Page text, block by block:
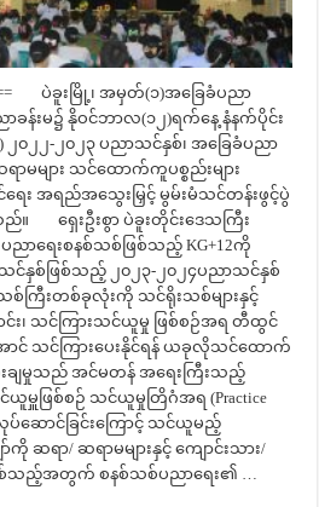
ပဲခူးမြို့၊ အမှတ်(၁)အခြေခံပညာ
န်းမ၌ နိုဝင်ဘာလ(၁၂)ရက်နေ့ နံနက်ပိုင်း
၀၂၂-၂၀၂၃ ပညာသင်နှစ်၊ အခြေခံပညာ
များ သင်ထောက်ကူပစ္စည်းများ
း အရည်အသွေးမြှင့် မွမ်းမံသင်တန်းဖွင့်ပွဲ
ည်။ ရှေးဦးစွာ ပဲခူးတိုင်းဒေသကြီး
ပညာရေးစနစ်သစ်ဖြစ်သည့် KG+12ကို
င်နှစ်ဖြစ်သည့် ၂၀၂၃-၂၀၂၄ပညာသင်နှစ်
နစ်သစ်ကြီးတစ်ခုလုံးကို သင်ရိုးသစ်များနှင့်
ာင်း၊ သင်ကြားသင်ယူမှု ဖြစ်စဉ်အရ တီထွင်
သင်ကြားပေးနိုင်ရန် ယခုလိုသင်ထောက်
ချမှုသည် အင်မတန် အရေးကြီးသည့်
ယူမှူဖြစ်စဉ် သင်ယူမှုတြိဂံအရ (Practice
ဆောင်ခြင်းကြောင့် သင်ယူမည့်
ဆရာ/ ဆရာမများနှင့် ကျောင်းသား/
ြစ်သည့်အတွက် စနစ်သစ်ပညာရေး၏ …